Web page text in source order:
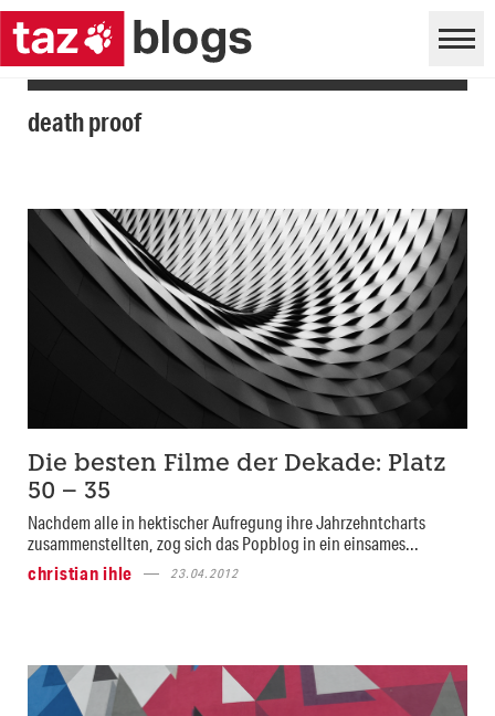
death proof
Die besten Filme der Dekade: Platz
50 – 35
Nachdem alle in hektischer Aufregung ihre Jahrzehntcharts
zusammenstellten, zog sich das Popblog in ein einsames...
christian ihle
23.04.2012